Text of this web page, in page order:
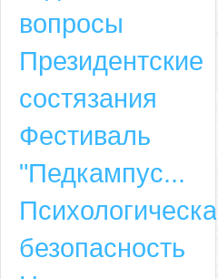
вопросы
Президентские
состязания
Фестиваль
"Педкампус...
Психологическая
безопасность